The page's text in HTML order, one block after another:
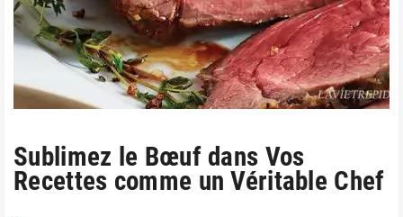
Sublimez le Bœuf dans Vos
Recettes comme un Véritable Chef